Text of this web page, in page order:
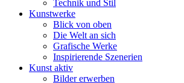
Technik und Stil
Kunstwerke
Blick von oben
Die Welt an sich
Grafische Werke
Inspirierende Szenerien
Kunst aktiv
Bilder erwerben